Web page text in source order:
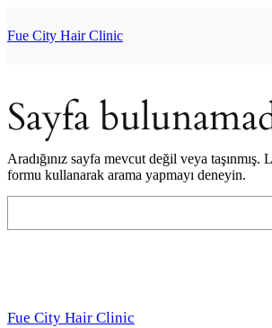
geç
Fue City Hair Clinic
Sayfa
Aradığınız sayfa mevcut değil veya taşınmış.
formu kullanarak arama yapmayı deneyin.
Fue City Hair Clinic